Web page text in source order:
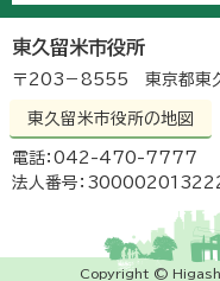
東久留米市役所
〒203－8555 東京都東
東久留米市役所の地図
電話：042-470-7777
法人番号：
Copyright ©